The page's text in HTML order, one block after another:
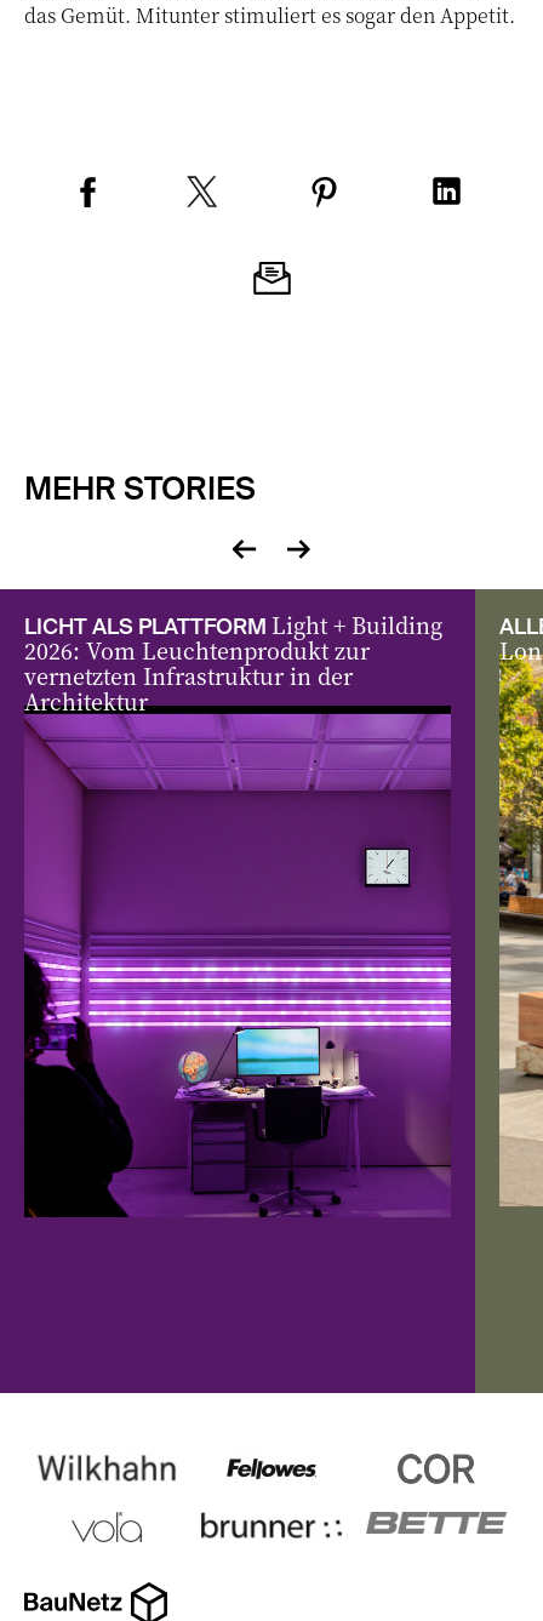
das Gemüt. Mitunter stimuliert es sogar den Appetit.
MEHR STORIES
zurück
vor
LICHT ALS PLATTFORM Light + Building
2026: Vom Leuchtenprodukt zur
vernetzten Infrastruktur in der
Architektur